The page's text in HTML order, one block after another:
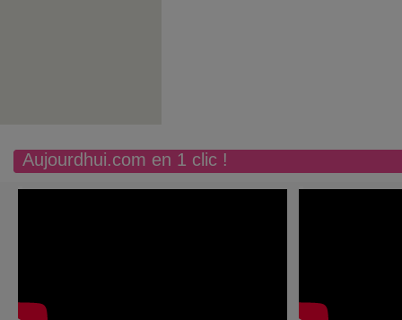
Aujourdhui.com en 1 clic !